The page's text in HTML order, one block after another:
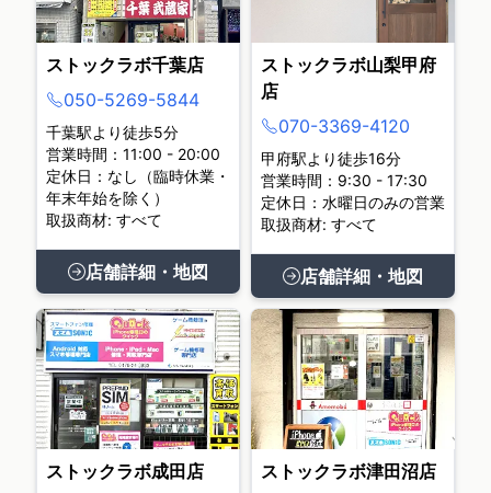
ストックラボ千葉店
050-5269-5844
千葉駅より徒歩5分
営業時間：11:00 - 20:00
定休日：なし（臨時休業・
年末年始を除く）
取扱商材: すべて
店舗詳細・地図
ストックラボ山梨甲府
店
070-3369-4120
甲府駅より徒歩16分
営業時間：9:30 - 17:30
定休日：水曜日のみの営業
取扱商材: すべて
店舗詳細・地図
ストックラボ成田店
ストックラボ津田沼店